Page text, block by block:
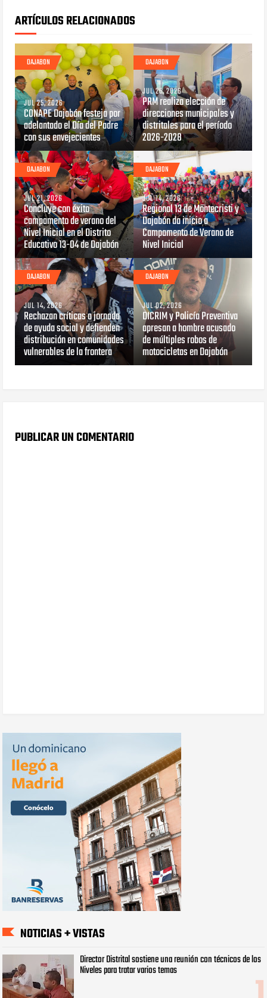
ARTÍCULOS RELACIONADOS
DAJABON
JUL 25, 2026
CONAPE Dajabón festeja por
adelantado el Día del Padre
con sus envejecientes
DAJABON
JUL 25, 2026
PRM realiza elección de
direcciones municipales y
distritales para el período
2026-2028
DAJABON
JUL 21, 2026
Concluye con éxito
campamento de verano del
Nivel Inicial en el Distrito
Educativo 13-04 de Dajabón
DAJABON
JUL 14, 2026
Regional 13 de Montecristi y
Dajabón da inicio a
Campamento de Verano de
Nivel Inicial
DAJABON
JUL 14, 2026
Rechazan críticas a jornada
de ayuda social y defienden
distribución en comunidades
vulnerables de la frontera
DAJABON
JUL 02, 2026
DICRIM y Policía Preventiva
apresan a hombre acusado
de múltiples robos de
motocicletas en Dajabón
PUBLICAR UN COMENTARIO
NOTICIAS + VISTAS
Director Distrital sostiene una reunión con técnicos de los
Niveles para tratar varios temas